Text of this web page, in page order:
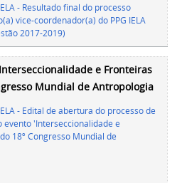
- Resultado final do processo
vice-coordenador(a) do PPG IELA
2017-2019)
e Fronteiras
Mundial de Antropologia
- Edital de abertura do processo de
evento 'Interseccionalidade e
18º Congresso Mundial de